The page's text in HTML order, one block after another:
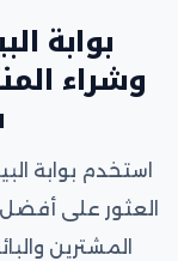
بوابة
وشراء
استخدم بوابة
العثور على
المشترين